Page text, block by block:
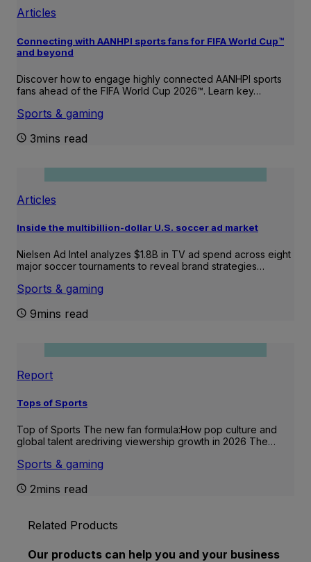
Articles
Connecting with AANHPI sports fans for FIFA World Cup™
and beyond
Discover how to engage highly connected AANHPI sports
fans ahead of the FIFA World Cup 2026™. Learn key…
Sports & gaming
3mins read
Articles
Inside the multibillion-dollar U.S. soccer ad market
Nielsen Ad Intel analyzes $1.8B in TV ad spend across eight
major soccer tournaments to reveal brand strategies…
Sports & gaming
9mins read
Report
Tops of Sports
Top of Sports The new fan formula:How pop culture and
global talent aredriving viewership growth in 2026 The…
Sports & gaming
2mins read
Related Products
Our products can help you and your business